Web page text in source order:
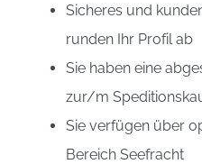
Sicheres und
runden Ihr Profil ab
Sie haben eine
zur/m
Sie verfügen über
Bereich Seefracht